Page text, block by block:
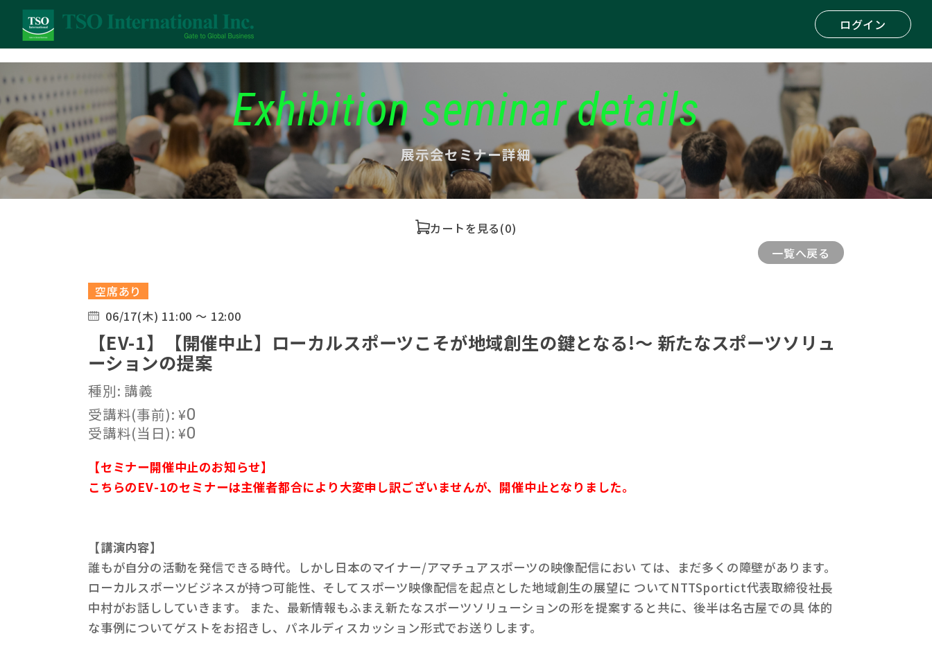
ログイン
Exhibition seminar details
展示会セミナー詳細
カートを見る(0)
一覧へ戻る
空席あり
06/17(木) 11:00 ～ 12:00
【EV-1】【開催中止】ローカルスポーツこそが地域創生の鍵となる!〜 新たなスポーツソリュ
ーションの提案
種別: 講義
受講料(事前):¥0
受講料(当日):¥0
【セミナー開催中止のお知らせ】
こちらのEV-1のセミナーは主催者都合により大変申し訳ございませんが、開催中止となりました。
【講演内容】
誰もが自分の活動を発信できる時代。しかし日本のマイナー/アマチュアスポーツの映像配信におい ては、まだ多くの障壁があります。
ローカルスポーツビジネスが持つ可能性、そしてスポーツ映像配信を起点とした地域創生の展望に ついてNTTSportict代表取締役社長
中村がお話ししていきます。 また、最新情報もふまえ新たなスポーツソリューションの形を提案すると共に、後半は名古屋での具 体的
な事例についてゲストをお招きし、パネルディスカッション形式でお送りします。